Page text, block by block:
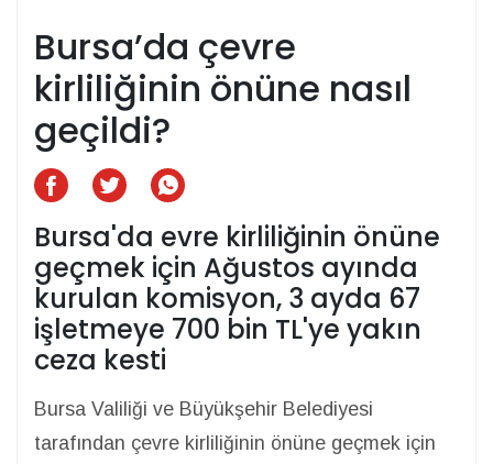
Bursa’da çevre
kirliliğinin önüne nasıl
geçildi?
Bursa'da evre kirliliğinin önüne
geçmek için Ağustos ayında
kurulan komisyon, 3 ayda 67
işletmeye 700 bin TL'ye yakın
ceza kesti
Bursa Valiliği ve Büyükşehir Belediyesi
tarafından çevre kirliliğinin önüne geçmek için